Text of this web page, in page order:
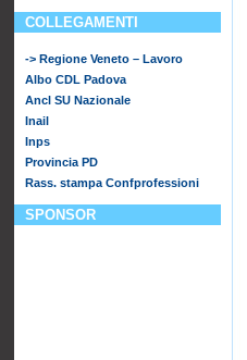
COLLEGAMENTI
-> Regione Veneto – Lavoro
Albo CDL Padova
Ancl SU Nazionale
Inail
Inps
Provincia PD
Rass. stampa Confprofessioni
SPONSOR